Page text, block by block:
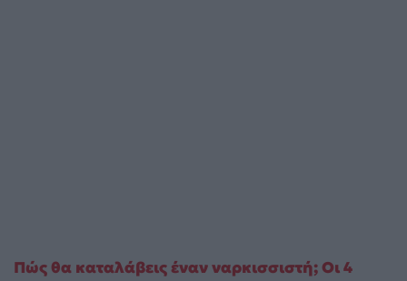
Πώς θα καταλάβεις έναν ναρκισσιστή; Οι 4